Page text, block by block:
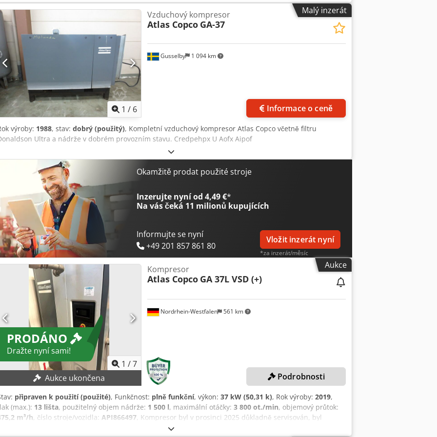
jednotka Elektronikon Vstupní ventil Modul frekvenčních měničů Kód výrobce: 8153336470 Pokud si
jisti, zda je zařízení pro vás to pravé, nebo jste nenašli ten správný kompresor, ZAVOLEJTE!
Poradíme vám s výběrem správného zařízení. Zveme vás, abyste se seznámili s naší kompletní nabídkou.
Malý inzerát
1 / 6
Gusselby 1 094 km
Vzduchový kompresor
Atlas Copco GA-37
Informace o ceně
výroby: 1988, stav: dobrý (použitý), Kompletní vzduchový kompresor Atlas Copco včetně filtru
Ultra a nádrže v dobrém provozním stavu. Credpehpx U Aofx Aipof
Okamžitě prodat použité stroje
Inzerujte nyní od 4,49 €*
Na vás čeká 11 milionů kupujících
Informujte se nyní
+49 201 857 861 80
Vložit inzerát nyní
*za inzerát/měsíc
Aukce
PRODÁNO
Dražte nyní sami!
1 /7
Aukce ukončena
Nordrhein-Westfalen 561 km
Kompresor
Atlas Copco GA 37L VSD (+)
Podrobnosti
připraven k použití (použité), Funkčnost: plně funkční, výkon: 37 kW (50,31 k), Rok výroby: 2019,
(max.): 13 lišta, použitelný objem nádrže: 1 500 l, maximální otáčky: 3 800 ot./min, objemový průtok:
m³/h, číslo stroje/vozidla: API866497, Kompresor byl v prosinci 2025 důkladně servisován, byl
proveden výměna oleje a filtrů! TECHNICKÉ ÚDAJE Spínací tlak: 8,5 bar Vypínací tlak: 10,0 bar Provozní